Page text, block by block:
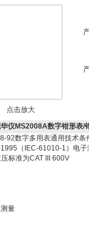
点击放大
仪MS2008A数字钳形表/
92数字多用表通用技术条
（IEC-61010-1）电子
标准为CAT III 600V
量